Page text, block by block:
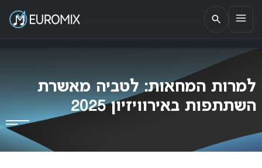
EUROMIX
אתר הבית של האירוויזיון בישראל
למרות המחאות: לטביה מאשרת
השתתפות באירוויזיון 2025